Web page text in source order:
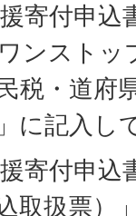
寄付申込
ンストッ
税・道府
に記入し
寄付申込
取扱票）